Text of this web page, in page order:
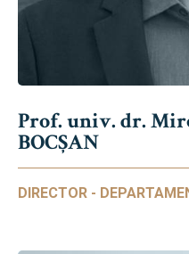
Prof. univ. dr.
BOCȘAN
DIRECTOR -